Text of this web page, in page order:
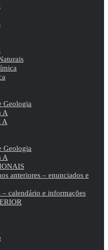
Geologia
A
A
Geologia
A
anteriores – enunciados e
– calendário e informações